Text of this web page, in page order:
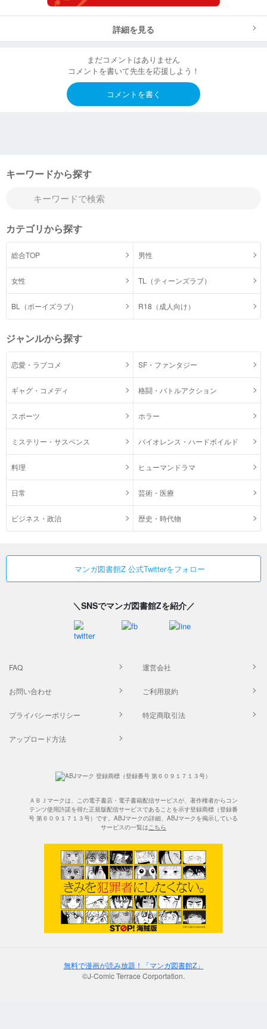
詳細を見る
まだコメントはありません
コメントを書いて先生を応援しよう！
コメントを書く
キーワードから探す
カテゴリから探す
総合TOP 男性
女性 TL（ティーンズラブ）
BL（ボーイズラブ） R18（成人向け）
ジャンルから探す
恋愛・ラブコメ SF・ファンタジー
ギャグ・コメディ 格闘・バトルアクション
スポーツ ホラー
ミステリー・サスペンス バイオレンス・ハードボイルド
料理 ヒューマンドラマ
日常 芸術・医療
ビジネス・政治 歴史・時代物
マンガ図書館Z 公式Twitterをフォロー
＼SNSでマンガ図書館Zを紹介／
FAQ 運営会社
お問い合わせ ご利用規約
プライバシーポリシー 特定商取引法
アップロード方法
ＡＢＪマークは、この電子書店・電子書籍配信サービスが、著作権者からコン
テンツ使用許諾を得た正規版配信サービスであることを示す登録商標（登録番
号 第６０９１７１３号）です。ABJマークの詳細、ABJマークを掲示している
サービスの一覧はこちら
無料で漫画が読み放題！「マンガ図書館Z」
©J-Comic Terrace Corportation.